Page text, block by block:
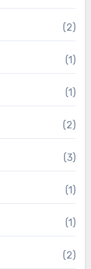
(2)
(1)
(1)
(2)
(3)
(1)
(1)
(2)